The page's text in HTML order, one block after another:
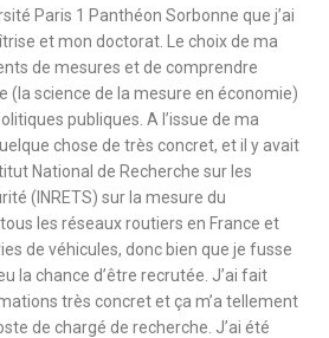
Paris 1 Panthéon Sorbonne que j’ai
et mon doctorat. Le choix de ma
de mesures et de comprendre
(la science de la mesure en économie)
publiques. A l’issue de ma
chose de très concret, et il y avait
National de Recherche sur les
(INRETS) sur la mesure du
les réseaux routiers en France et
de véhicules, donc bien que je fusse
la chance d’être recrutée. J’ai fait
très concret et ça m’a tellement
de chargé de recherche. J’ai été